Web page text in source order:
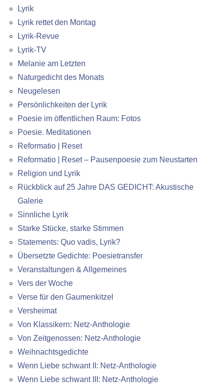
Lyrik
Lyrik rettet den Montag
Lyrik-Revue
Lyrik-TV
Melanie am Letzten
Naturgedicht des Monats
Neugelesen
Persönlichkeiten der Lyrik
Poesie im öffentlichen Raum: Fotos
Poesie. Meditationen
Reformatio | Reset
Reformatio | Reset – Pausenpoesie zum Neustarten
Religion und Lyrik
Rückblick auf 25 Jahre DAS GEDICHT: Akustische
Galerie
Sinnliche Lyrik
Starke Stücke, starke Stimmen
Statements: Quo vadis, Lyrik?
Übersetzte Gedichte: Poesietransfer
Veranstaltungen & Allgemeines
Vers der Woche
Verse für den Gaumenkitzel
Versheimat
Von Klassikern: Netz-Anthologie
Von Zeitgenossen: Netz-Anthologie
Weihnachtsgedichte
Wenn Liebe schwant II: Netz-Anthologie
Wenn Liebe schwant III: Netz-Anthologie